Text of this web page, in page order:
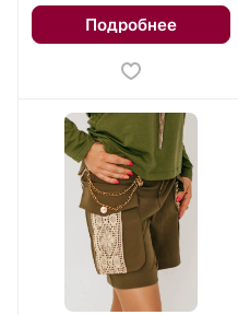
Подробнее